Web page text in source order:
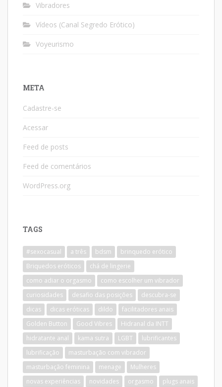
Vibradores
Vídeos (Canal Segredo Erótico)
Voyeurismo
META
Cadastre-se
Acessar
Feed de posts
Feed de comentários
WordPress.org
TAGS
#sexocasual a três bdsm
brinquedo erótico
Briquedos eróticos
chá de lingerie
como adiar o orgasmo
como escolher um vibrador
curiosidades
desafio das posições
descubra-se
dicas
dicas eróticas dildo
facilitadores anais
Golden Button
Good Vibres
Hidranal da INTT
hidratante anal
kama sutra LGBT
lubrificantes
lubrificação
masturbação com vibrador
masturbação feminina
menage
Mulheres
novas experiências
novidades orgasmo
plugs anais